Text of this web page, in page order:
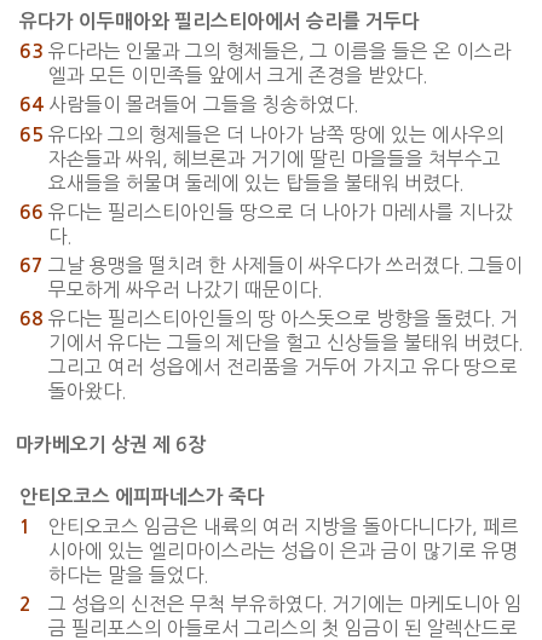
유다가 이두매아와 필리스티아에서 승리를 거두다
63 유다라는 인물과 그의 형제들은, 그 이름을 들은 온 이스라
엘과 모든 이민족들 앞에서 크게 존경을 받았다.
64 사람들이 몰려들어 그들을 칭송하였다.
65 유다와 그의 형제들은 더 나아가 남쪽 땅에 있는 에사우의
자손들과 싸워, 헤브론과 거기에 딸린 마을들을 쳐부수고
요새들을 허물며 둘레에 있는 탑들을 불태워 버렸다.
66 유다는 필리스티아인들 땅으로 더 나아가 마레사를 지나갔
다.
67 그날 용맹을 떨치려 한 사제들이 싸우다가 쓰러졌다. 그들이
무모하게 싸우러 나갔기 때문이다.
68 유다는 필리스티아인들의 땅 아스돗으로 방향을 돌렸다. 거
기에서 유다는 그들의 제단을 헐고 신상들을 불태워 버렸다.
그리고 여러 성읍에서 전리품을 거두어 가지고 유다 땅으로
돌아왔다.
마카베오기 상권 제 6장
안티오코스 에피파네스가 죽다
1
안티오코스 임금은 내륙의 여러 지방을 돌아다니다가, 페르
시아에 있는 엘리마이스라는 성읍이 은과 금이 많기로 유명
하다는 말을 들었다.
2
그 성읍의 신전은 무척 부유하였다. 거기에는 마케도니아 임
금 필리포스의 아들로서 그리스의 첫 임금이 된 알렉산드로